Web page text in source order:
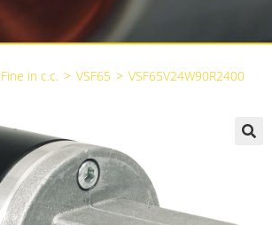
in c.c. > VSF65 > VSF65V24W90R2400